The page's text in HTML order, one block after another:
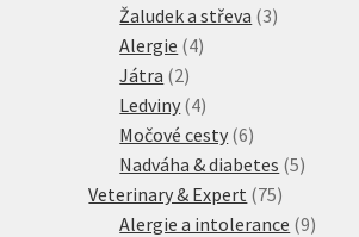
produktů
Žaludek a střeva 33
Alergie 44
Játra 22
produkty
Ledviny 44
produkty
Močové cesty 66
produktů
Nadváha & diabetes 55
Veterinary & Expert 7575
produktů
Alergie a intolerance 99